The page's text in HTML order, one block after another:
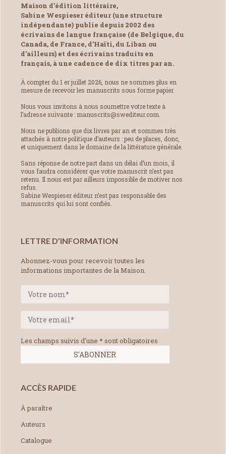
Maison d’édition littéraire,
Sabine Wespieser éditeur (une structure
indépendante) publie depuis 2002 des
écrivains de langue française (de Belgique, du
Canada, de France, d’Haïti, du Liban ou
d’ailleurs) et des écrivains traduits en
français, à une cadence de dix titres par an.
À compter du 1 er juillet 2026, nous ne sommes plus en
mesure de recevoir les manuscrits sous forme papier.
Nous vous invitons à nous soumettre votre texte à
l’adresse suivante : manuscrits@swediteur.com.
Nous ne publions que dix livres par an et sommes très
attachés à notre politique d’auteurs : peu de places, donc,
et uniquement dans le domaine de la littérature générale.
Sans réponse de notre part dans un délai d’un mois, il
vous faudra considérer que votre manuscrit n’est pas
retenu. Il nous est par ailleurs impossible de motiver nos
refus.
Sabine Wespieser éditeur n’est pas responsable des
manuscrits qui lui sont confiés.
LETTRE D’INFORMATION
Abonnez-vous pour recevoir toutes les
informations importantes de la Maison.
Les champs suivis d'une * sont obligatoires
ACCÈS RAPIDE
À paraître
Auteurs
Catalogue